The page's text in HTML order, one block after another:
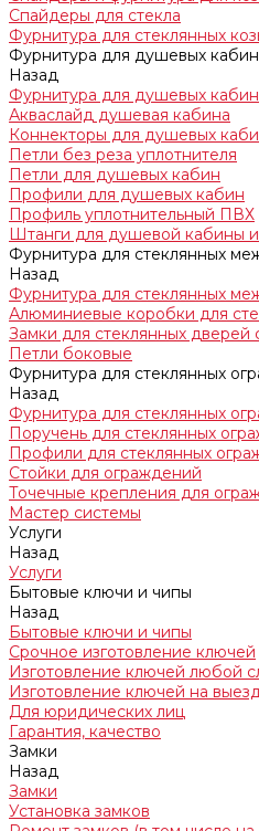
Спайдеры для стекла
Фурнитура для стеклянных
Фурнитура для душевых кабин
Назад
Фурнитура для душевых кабин
Акваслайд душевая кабина
Коннекторы для душевых
Петли без реза уплотнителя
Петли для душевых кабин
Профили для душевых кабин
Профиль уплотнительный ПВХ
Штанги для душевой кабины
Фурнитура для стеклянных
Назад
Фурнитура для стеклянных
Алюминиевые коробки для
Замки для стеклянных дверей
Петли боковые
Фурнитура для стеклянных
Назад
Фурнитура для стеклянных
Поручень для стеклянных
Профили для стеклянных
Стойки для ограждений
Точечные крепления для
Мастер системы
Услуги
Назад
Услуги
Бытовые ключи и чипы
Назад
Бытовые ключи и чипы
Срочное изготовление ключей
Изготовление ключей любой
Изготовление ключей на
Для юридических лиц
Гарантия, качество
Замки
Назад
Замки
Установка замков